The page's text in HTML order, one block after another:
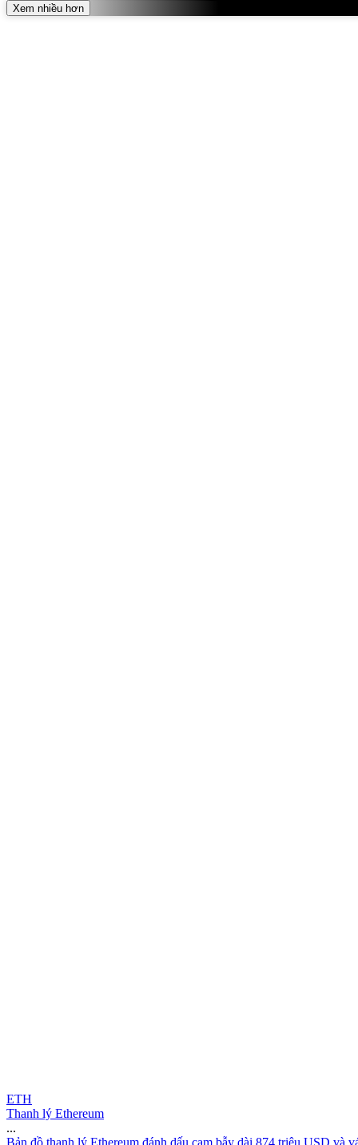
Xem nhiều hơn
ETH
Thanh lý Ethereum
...
Bản đồ thanh lý Ethereum đánh dấu cạm bẫy dài 874 triệu USD và v